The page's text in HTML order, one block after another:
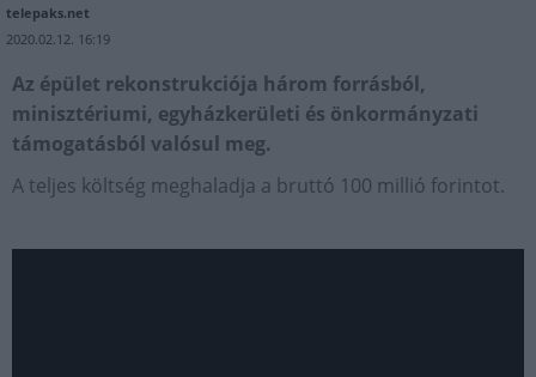
telepaks.net
2020.02.12. 16:19
Az épület rekonstrukciója három forrásból,
minisztériumi, egyházkerületi és önkormányzati
támogatásból valósul meg.
A teljes költség meghaladja a bruttó 100 millió forintot.